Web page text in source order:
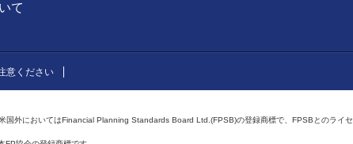
て
意ください
国外においてはFinancial Planning Standards Board Ltd.(FPSB)の登録商標で、FPSBとのライセ